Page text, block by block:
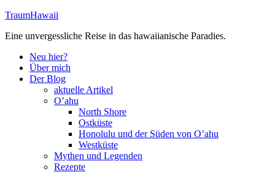
TraumHawaii
Eine unvergessliche Reise in das hawaiianische Paradies.
Neu hier?
Über mich
Der Blog
aktuelle Artikel
O’ahu
North Shore
Ostküste
Honolulu und der Süden von O’ahu
Westküste
Mythen und Legenden
Rezepte